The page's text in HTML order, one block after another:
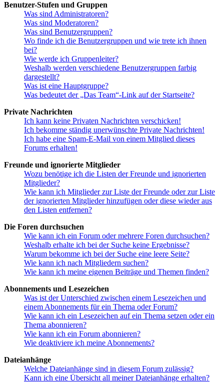
Benutzer-Stufen und Gruppen
Was sind Administratoren?
Was sind Moderatoren?
Was sind Benutzergruppen?
Wo finde ich die Benutzergruppen und wie trete ich ihnen
bei?
Wie werde ich Gruppenleiter?
Weshalb werden verschiedene Benutzergruppen farbig
dargestellt?
Was ist eine Hauptgruppe?
Was bedeutet der „Das Team“-Link auf der Startseite?
Private Nachrichten
Ich kann keine Privaten Nachrichten verschicken!
Ich bekomme ständig unerwünschte Private Nachrichten!
Ich habe eine Spam-E-Mail von einem Mitglied dieses
Forums erhalten!
Freunde und ignorierte Mitglieder
Wozu benötige ich die Listen der Freunde und ignorierten
Mitglieder?
Wie kann ich Mitglieder zur Liste der Freunde oder zur Liste
der ignorierten Mitglieder hinzufügen oder diese wieder aus
den Listen entfernen?
Die Foren durchsuchen
Wie kann ich ein Forum oder mehrere Foren durchsuchen?
Weshalb erhalte ich bei der Suche keine Ergebnisse?
Warum bekomme ich bei der Suche eine leere Seite?
Wie kann ich nach Mitgliedern suchen?
Wie kann ich meine eigenen Beiträge und Themen finden?
Abonnements und Lesezeichen
Was ist der Unterschied zwischen einem Lesezeichen und
einem Abonnements für ein Thema oder Forum?
Wie kann ich ein Lesezeichen auf ein Thema setzen oder ein
Thema abonnieren?
Wie kann ich ein Forum abonnieren?
Wie deaktiviere ich meine Abonnements?
Dateianhänge
Welche Dateianhänge sind in diesem Forum zulässig?
Kann ich eine Übersicht all meiner Dateianhänge erhalten?